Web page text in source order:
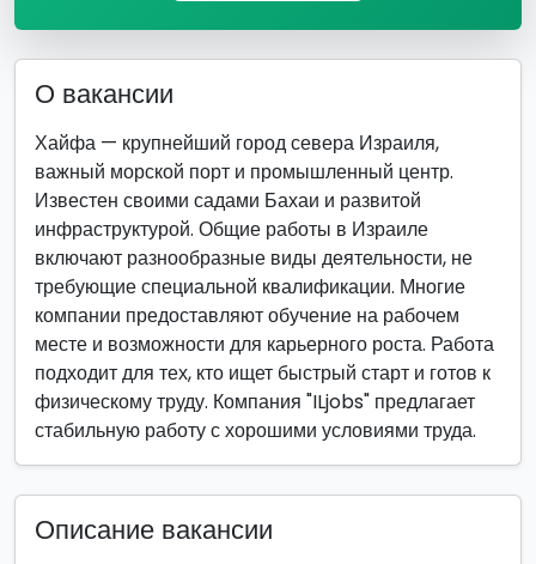
О вакансии
Хайфа — крупнейший город севера Израиля,
важный морской порт и промышленный центр.
Известен своими садами Бахаи и развитой
инфраструктурой. Общие работы в Израиле
включают разнообразные виды деятельности, не
требующие специальной квалификации. Многие
компании предоставляют обучение на рабочем
месте и возможности для карьерного роста. Работа
подходит для тех, кто ищет быстрый старт и готов к
физическому труду. Компания "ILjobs" предлагает
стабильную работу с хорошими условиями труда.
Описание вакансии